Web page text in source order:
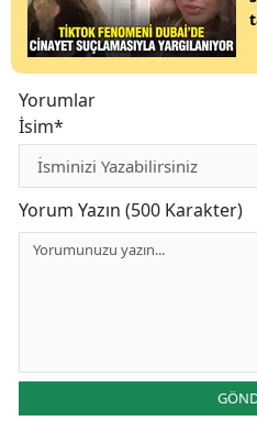
Yorumlar
İsim*
Yorum Yazın (500 Karakter)